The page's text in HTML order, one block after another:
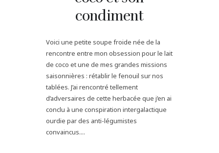
condiment
Voici une petite soupe froide née de la
rencontre entre mon obsession pour le lait
de coco et une de mes grandes missions
saisonnières : rétablir le fenouil sur nos
tablées. J’ai rencontré tellement
d’adversaires de cette herbacée que j’en ai
conclu à une conspiration intergalactique
ourdie par des anti-légumistes
convaincus....